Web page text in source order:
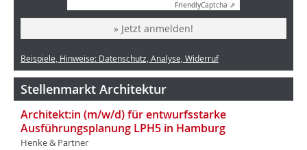
FriendlyCaptcha ⇗
» Jetzt anmelden!
Beispiele, Hinweise: Datenschutz, Analyse, Widerruf
Stellenmarkt Architektur
Architekt:in (m/w/d) für entwurfsstarke
Ausführungsplanung LPH5 in Hamburg
Henke & Partner